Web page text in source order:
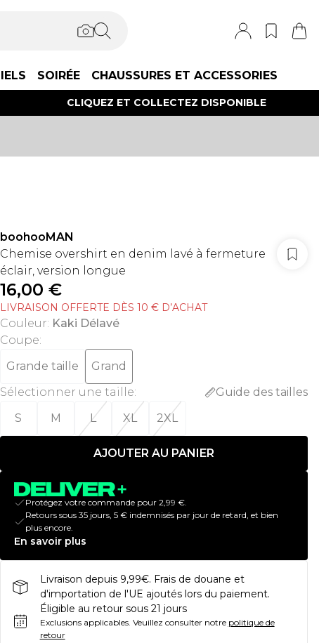
SOIRÉE CHAUSSURES ET ACCESSORIES
CLIQUEZ ET COLLECTEZ DISPONIBLE
boohooMAN
Chemise overshirt en denim lavé à fermeture
éclair, version longue
16,00 €
LIVRAISON OFFERTE DÈS 10 € D’ACHAT
Couleur: Kaki Délavé
Coupe:
Grande taille
Grand
Sélectionner une taille:
Guide des tailles
S
M L XL 2XL
AJOUTER AU PANIER
Protégez votre commande pour 2,99 €.
Retours sous 35 jours, 5 € indemnisés par jour de retard, et bien
plus encore.
En savoir plus
Livraison depuis 9,99€. Frais de douane et
d'importation de l'UE ajoutés lors du paiement.
Éligible au retour sous 21 jours
Exclusions applicables. Veuillez consulter notre politique de
retour